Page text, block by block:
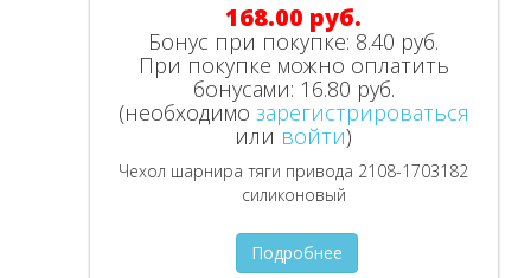
168.00 руб.
Бонус при покупке: 8.40 руб.
При покупке можно оплатить
бонусами: 16.80 руб.
(необходимо зарегистрироваться
или войти)
Чехол шарнира тяги привода 2108-1703182
силиконовый
Подробнее